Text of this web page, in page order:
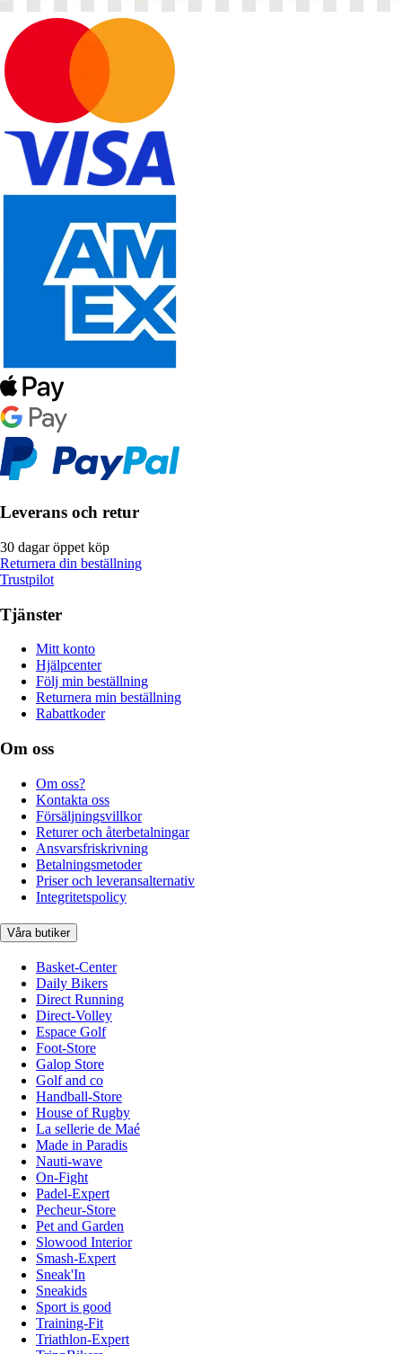
Leverans och retur
30 dagar öppet köp
Returnera din beställning
Trustpilot
Tjänster
Mitt konto
Hjälpcenter
Följ min beställning
Returnera min beställning
Rabattkoder
Om oss
Om oss?
Kontakta oss
Försäljningsvillkor
Returer och återbetalningar
Ansvarsfriskrivning
Betalningsmetoder
Priser och leveransalternativ
Integritetspolicy
Våra butiker
Basket-Center
Daily Bikers
Direct Running
Direct-Volley
Espace Golf
Foot-Store
Galop Store
Golf and co
Handball-Store
House of Rugby
La sellerie de Maé
Made in Paradis
Nauti-wave
On-Fight
Padel-Expert
Pecheur-Store
Pet and Garden
Slowood Interior
Smash-Expert
Sneak'In
Sneakids
Sport is good
Training-Fit
Triathlon-Expert